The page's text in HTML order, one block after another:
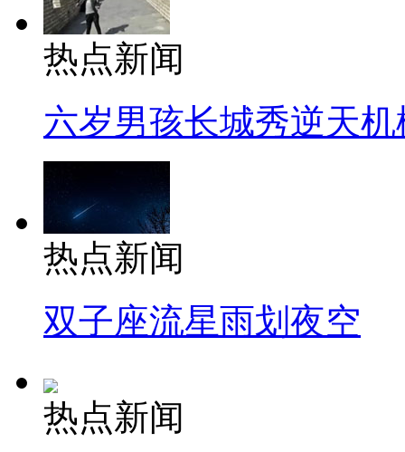
热点新闻
六岁男孩长城秀逆天机
热点新闻
双子座流星雨划夜空
热点新闻